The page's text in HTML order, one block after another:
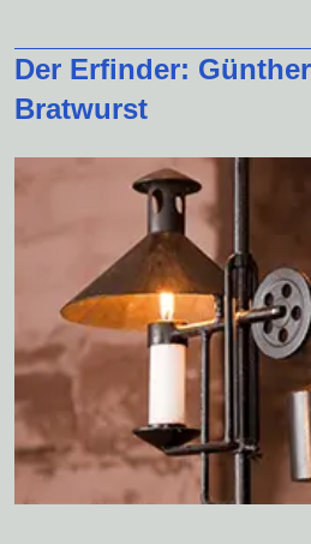
Der Erfinder:
Bratwurst